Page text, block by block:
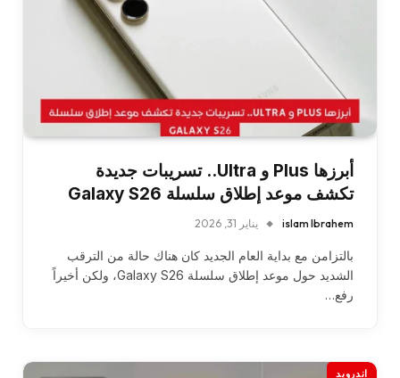
أبرزها Plus و Ultra.. تسريبات جديدة
تكشف موعد إطلاق سلسلة Galaxy S26
islam Ibrahem يناير 31, 2026
بالتزامن مع بداية العام الجديد كان هناك حالة من الترقب
الشديد حول موعد إطلاق سلسلة Galaxy S26، ولكن أخيراً
رفع…
اندرويد